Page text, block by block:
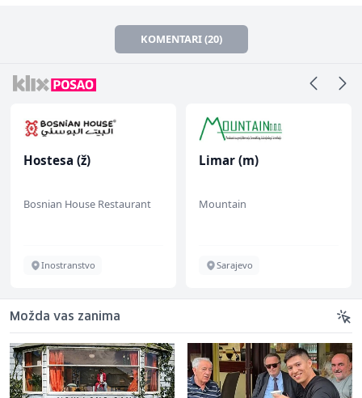
KOMENTARI (20)
Hostesa (ž)
Bosnian House Restaurant
Inostranstvo
Limar (m)
Mountain
Sarajevo
Možda vas zanima